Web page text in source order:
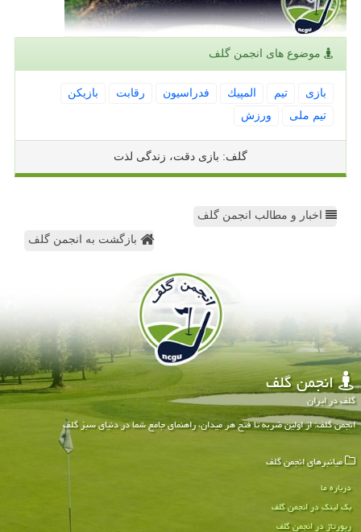
موضوع های انجمن گلف
بازی تیم المپیك فدراسیون رقابت
بازیكن
تیم ملی
ورزش
گلف: بازی دقت، زندگی لذت
اخبار و مطالب انجمن گلف
بازگشت به انجمن گلف
انجمن گلف
گلف در ایران
انجمن گلف: از اولین ضربه تا فتح هر میدان، راهنمای جامع شما در دنیای سبز گلف
میانبرهای انجمن گلف
درباره ما
بک لینک در انجمن گلف
رپورتاژ در انجمن گلف